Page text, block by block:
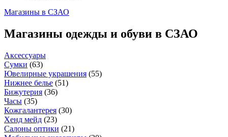
Магазины в СЗАО
Магазины одежды и обуви в СЗАО
Аксессуары
Сумки (63)
Ювелирные украшения (55)
Нижнее белье (51)
Бижутерия (36)
Часы (35)
Кожгалантерея (30)
Хенд мейд (23)
Салоны оптики (21)